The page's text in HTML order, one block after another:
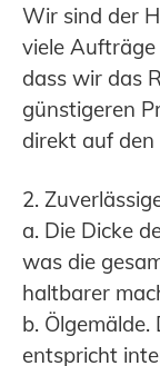
Wir sind der
viele
dass wir das
günstigeren
direkt auf
2.
a. Die Dicke
was die
haltbarer
b.
entspricht